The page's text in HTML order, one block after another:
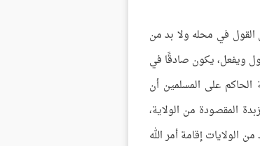
في محله ولا بد من
ويفعل، يكون صادقًا في
الحاكم على المسلمين أن
المقصودة من الولاية،
الولايات إقامة أمر الله